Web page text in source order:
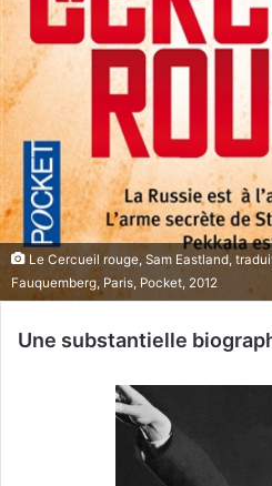
Le Cercueil rouge, Sam Eastland,
Fauquemberg, Paris, Pocket, 2012
Une substantielle